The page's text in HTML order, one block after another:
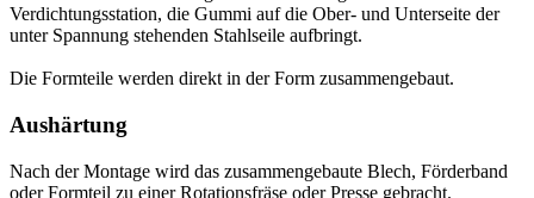
Verdichtungsstation, die Gummi auf die Ober- und Unterseite der
unter Spannung stehenden Stahlseile aufbringt.
Die Formteile werden direkt in der Form zusammengebaut.
Aushärtung
Nach der Montage wird das zusammengebaute Blech, Förderband
oder Formteil zu einer Rotationsfräse oder Presse gebracht.